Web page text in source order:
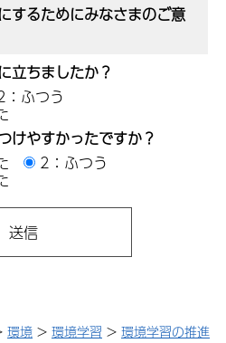
するためにみなさまのご意
立ちましたか？
：ふつう
けやすかったですか？
2：ふつう
環境 > 環境学習 > 環境学習の推進